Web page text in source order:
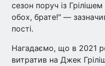
сезон поруч із
обох, брате!" —
пості.
Нагадаємо, що в 2021
витратив на Джек